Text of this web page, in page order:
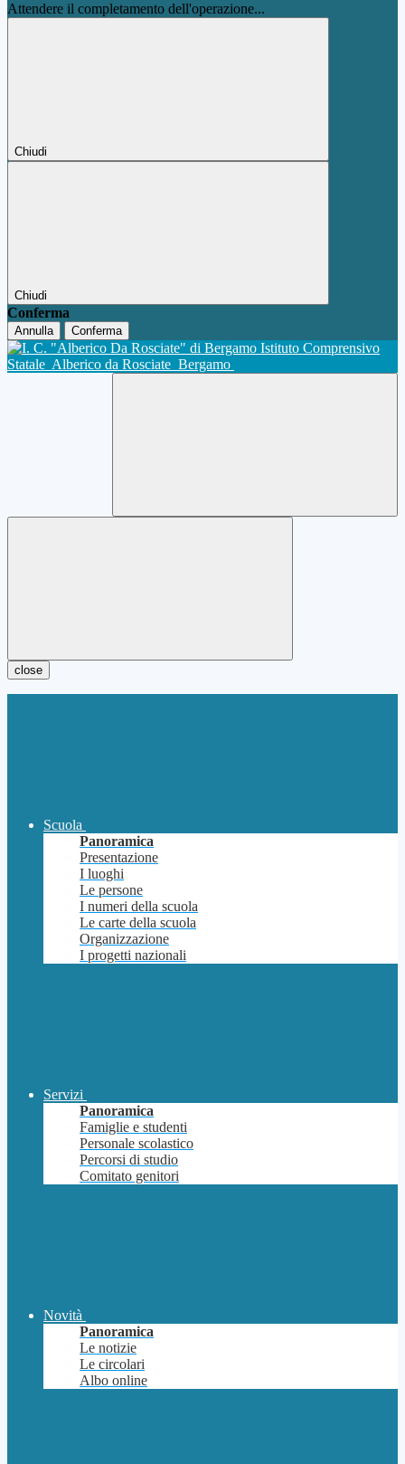
Attendere il completamento dell'operazione...
Chiudi
Chiudi
Conferma
Annulla Conferma
Istituto Comprensivo
Statale Alberico da Rosciate Bergamo
close
Scuola
Panoramica
Presentazione
I luoghi
Le persone
I numeri della scuola
Le carte della scuola
Organizzazione
I progetti nazionali
Servizi
Panoramica
Famiglie e studenti
Personale scolastico
Percorsi di studio
Comitato genitori
Novità
Panoramica
Le notizie
Le circolari
Albo online